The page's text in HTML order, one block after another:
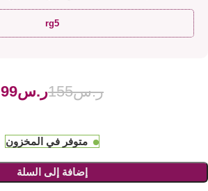
rg5
ر.س155ر.س99
متوفر في المخزون
إضافة إلى السلة